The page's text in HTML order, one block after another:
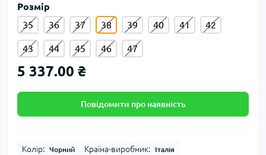
Розмір
35
36 37 38 39 40 41 42
43 44 45 46 47
5 337.00 ₴
Повідомити про наявність
Колір: Чорний Країна-виробник: Італія